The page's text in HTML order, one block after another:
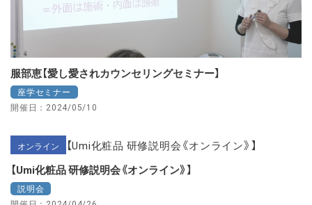
服部恵【愛し愛されカウンセリングセミナー】
座学セミナー
開催日：2024/05/10
オンライン
【Umi化粧品 研修説明会《オンライン》】
説明会